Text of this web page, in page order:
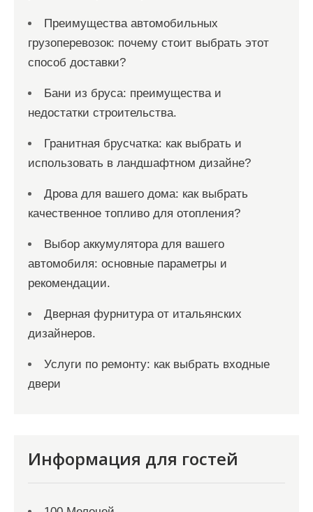
Преимущества автомобильных
грузоперевозок: почему стоит выбрать этот
способ доставки?
Бани из бруса: преимущества и
недостатки строительства.
Гранитная брусчатка: как выбрать и
использовать в ландшафтном дизайне?
Дрова для вашего дома: как выбрать
качественное топливо для отопления?
Выбор аккумулятора для вашего
автомобиля: основные параметры и
рекомендации.
Дверная фурнитура от итальянских
дизайнеров.
Услуги по ремонту: как выбрать входные
двери
Информация для гостей